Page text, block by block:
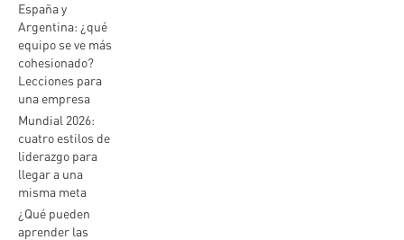
España y
Argentina: ¿qué
equipo se ve más
cohesionado?
Lecciones para
una empresa
Mundial 2026:
cuatro estilos de
liderazgo para
llegar a una
misma meta
¿Qué pueden
aprender las